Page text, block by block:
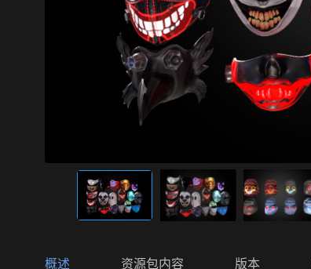
概述 资源包内容 版本